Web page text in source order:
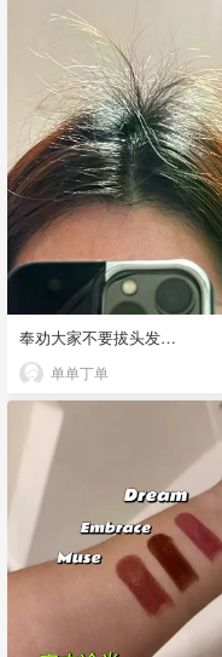
奉劝大家不要拔头发…
单单丁单